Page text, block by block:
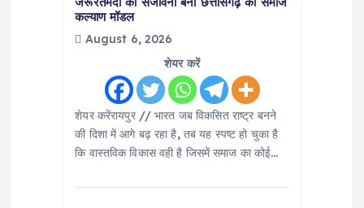
कल्याण मॉडल
August 6, 2026
शेयर करें
शेयर करेंरायपुर // भारत जब विकसित राष्ट्र बनने
की दिशा में आगे बढ़ रहा है, तब यह स्पष्ट हो चुका है
कि वास्तविक विकास वही है जिसमें समाज का कोई…